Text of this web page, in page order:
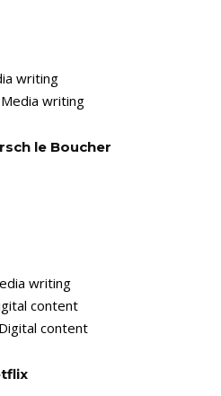
writing
writing
le Boucher
writing
content
content